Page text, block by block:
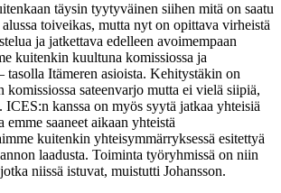
täysin tyytyväinen siihen mitä on saatu
toiveikas, mutta nyt on opittava virheistä
ja jatkettava edelleen avoimempaan
kuitenkin kuultuna komissiossa ja
tasolla Itämeren asioista. Kehitystäkin on
komissiossa sateenvarjo mutta ei vielä siipiä,
ICES:n kanssa on myös syytä jatkaa yhteisiä
saaneet aikaan yhteistä
kuitenkin yhteisymmärryksessä esitettyä
laadusta. Toiminta työryhmissä on niin
niissä istuvat, muistutti Johansson.